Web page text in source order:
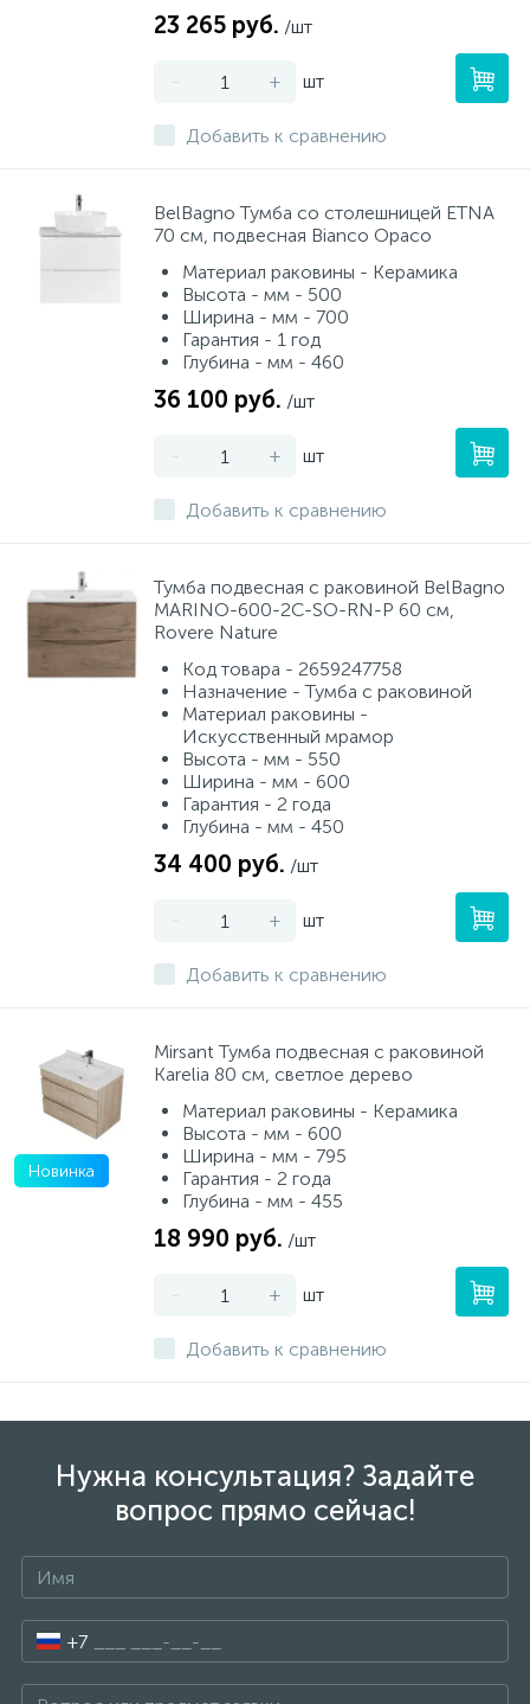
23 265 руб. /шт
- + шт
Добавить к сравнению
BelBagno Тумба со столешницей ETNA
70 см, подвесная Bianco Opaco
Материал раковины - Керамика
Высота - мм - 500
Ширина - мм - 700
Гарантия - 1 год
Глубина - мм - 460
36 100 руб. /шт
- + шт
Добавить к сравнению
Тумба подвесная с раковиной BelBagno
MARINO-600-2C-SO-RN-P 60 см,
Rovere Nature
Код товара - 2659247758
Назначение - Тумба с раковиной
Материал раковины -
Искусственный мрамор
Высота - мм - 550
Ширина - мм - 600
Гарантия - 2 года
Глубина - мм - 450
34 400 руб. /шт
- + шт
Добавить к сравнению
Новинка
Mirsant Тумба подвесная с раковиной
Karelia 80 см, светлое дерево
Материал раковины - Керамика
Высота - мм - 600
Ширина - мм - 795
Гарантия - 2 года
Глубина - мм - 455
18 990 руб. /шт
- + шт
Добавить к сравнению
Нужна консультация? Задайте
вопрос прямо сейчас!
+7